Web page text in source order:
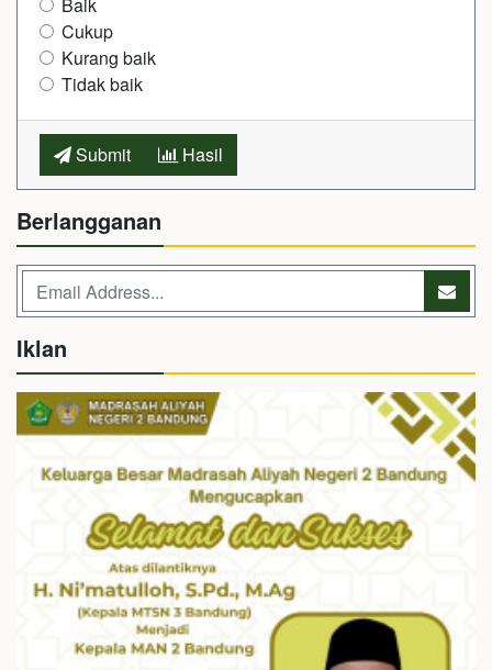
Baik
Cukup
Kurang baik
Tidak baik
Submit Hasil
Berlangganan
Iklan